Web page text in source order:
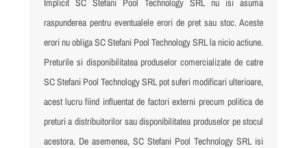
Implicit SC Stefani Pool Technology SRL nu isi asuma
raspunderea pentru eventualele erori de pret sau stoc. Aceste
erori nu obliga SC Stefani Pool Technology SRL la nicio actiune.
Preturile si disponibilitatea produselor comercializate de catre
SC Stefani Pool Technology SRL pot suferi modificari ulterioare,
acest lucru fiind influentat de factori externi precum politica de
preturi a distribuitorilor sau disponibilitatea produselor pe stocul
acestora. De asemenea, SC Stefani Pool Technology SRL isi